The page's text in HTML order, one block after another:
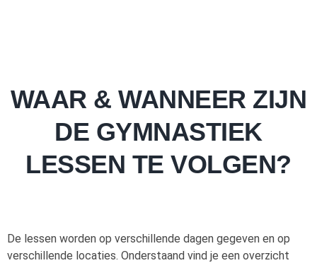
WAAR & WANNEER ZIJN
DE GYMNASTIEK
LESSEN TE VOLGEN?
De lessen worden op verschillende dagen gegeven en op
verschillende locaties. Onderstaand vind je een overzicht